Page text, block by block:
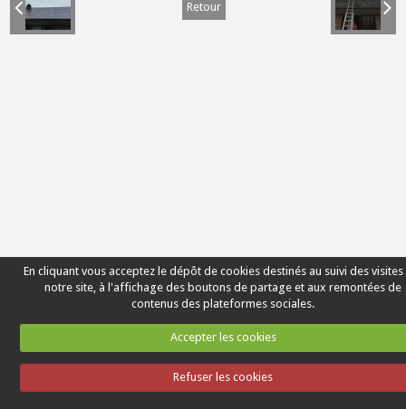
Retour
En cliquant vous acceptez le dépôt de cookies destinés au suivi des visites
notre site, à l'affichage des boutons de partage et aux remontées de
contenus des plateformes sociales.
Accepter les cookies
Refuser les cookies